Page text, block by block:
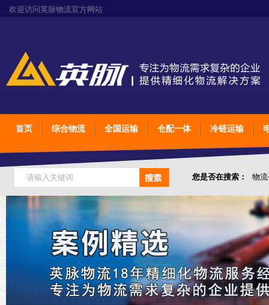
欢迎访问英脉物流官方网站
首页 综合物流 全国运输 仓配一体 冷链运输
您是否在搜索： 物
仓储综合专业定制物